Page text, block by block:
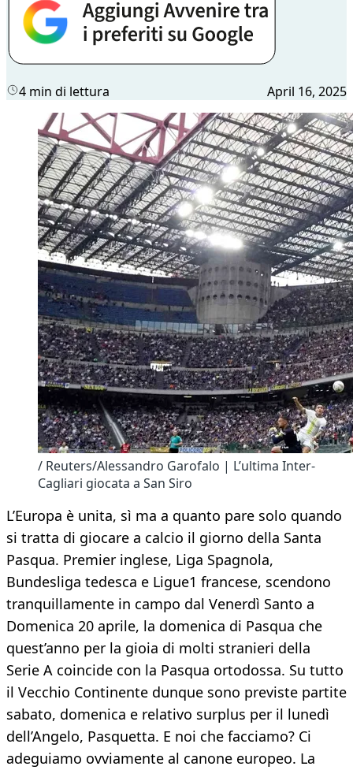
4 min di lettura April 16, 2025
/ Reuters/Alessandro Garofalo | L’ultima Inter-
Cagliari giocata a San Siro
L’Europa è unita, sì ma a quanto pare solo quando
si tratta di giocare a calcio il giorno della Santa
Pasqua. Premier inglese, Liga Spagnola,
Bundesliga tedesca e Ligue1 francese, scendono
tranquillamente in campo dal Venerdì Santo a
Domenica 20 aprile, la domenica di Pasqua che
quest’anno per la gioia di molti stranieri della
Serie A coincide con la Pasqua ortodossa. Su tutto
il Vecchio Continente dunque sono previste partite
sabato, domenica e relativo surplus per il lunedì
dell’Angelo, Pasquetta. E noi che facciamo? Ci
adeguiamo ovviamente al canone europeo. La